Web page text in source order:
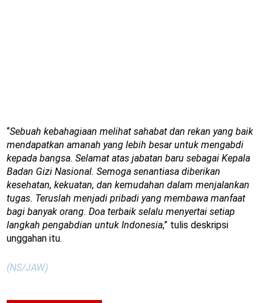
“Sebuah kebahagiaan melihat sahabat dan rekan yang baik
mendapatkan amanah yang lebih besar untuk mengabdi
kepada bangsa. Selamat atas jabatan baru sebagai Kepala
Badan Gizi Nasional. Semoga senantiasa diberikan
kesehatan, kekuatan, dan kemudahan dalam menjalankan
tugas. Teruslah menjadi pribadi yang membawa manfaat
bagi banyak orang. Doa terbaik selalu menyertai setiap
langkah pengabdian untuk Indonesia,” tulis deskripsi
unggahan itu.
(NS/JAW)